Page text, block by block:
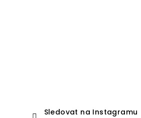
Sledovat na Instagramu